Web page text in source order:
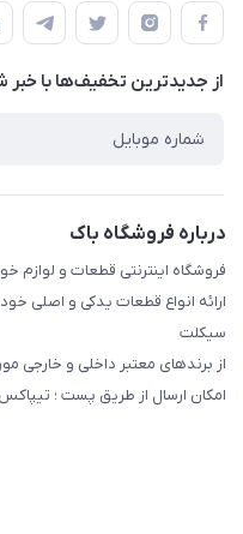
لیست محصولات
درباره ما
قوانین و مقررات
حریم خصوصی
راهنما
از جدید‌ترین تخفیف‌ها با‌ خبر
درباره فروشگاه باک
فروشگاه اینترنتی قطعات و لوازم
ارائه انواع قطعات یدکی و اصلی
سیکلت
از برندهای معتبر داخلی و خارجی
امکان ارسال از طریق پست ؛